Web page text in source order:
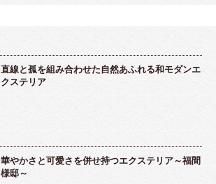
直線と孤を組み合わせた自然あふれる和モダンエ
クステリア
華やかさと可愛さを併せ持つエクステリア～福間
様邸～